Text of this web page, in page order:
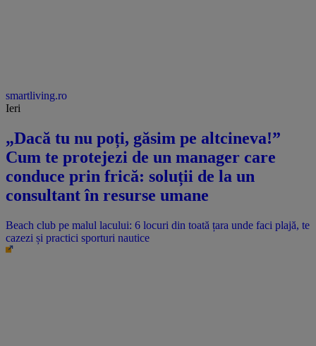
smartliving.ro
Ieri
„Dacă tu nu poți, găsim pe altcineva!”
Cum te protejezi de un manager care
conduce prin frică: soluții de la un
consultant în resurse umane
Beach club pe malul lacului: 6 locuri din toată țara unde faci plajă, te
cazezi și practici sporturi nautice